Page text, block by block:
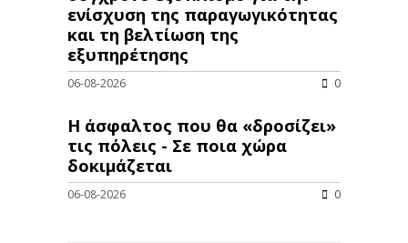
ενίσχυση της παραγωγικότητας
και τη βελτίωση της
εξυπηρέτησης
06-08-2026 0
Η άσφαλτος που θα «δροσίζει»
τις πόλεις - Σε ποια χώρα
δοκιμάζεται
06-08-2026 0